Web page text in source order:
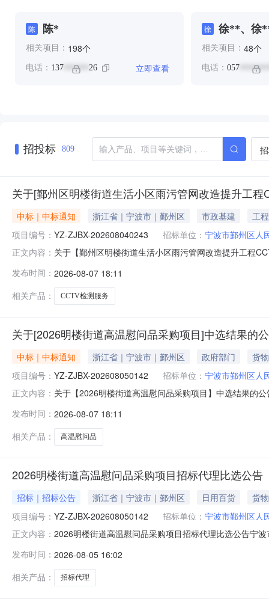
陈 陈*
相关项目： 198个
电话： 137 ****** 26 立即查看
徐 徐**、徐
相关项目： 48个
电话： 057
招投标 809
关于[鄞州区明楼街道生活小区雨污管网改造提升工
中标｜中标通知 浙江省｜宁波市｜鄞州区 市政基建
工程
项目编号： YZ-ZJBX-202608040243 招标单位： 宁波市鄞州区人
正文内容： 关于【鄞州区明楼街道生活小区雨污管网改造提升工程
宁波市鄞州区明楼街道项目总预算：25.3万元采购项目
发布时间： 2026-08-07 18:11
相关产品：
CCTV检测服务
关于[2026明楼街道高温慰问品采购项目]中选结果的
中标｜中标通知 浙江省｜宁波市｜鄞州区 政府部门
货物
项目编号： YZ-ZJBX-202608050142 招标单位： 宁波市鄞州区人
正文内容： 关于【2026明楼街道高温慰问品采购项目】中选结果的
元采购项目名称：2026明楼街道高温慰问品采购项目中
发布时间： 2026-08-07 18:11
相关产品：
高温慰问品
2026明楼街道高温慰问品采购项目招标代理比选公告
招标｜招标公告 浙江省｜宁波市｜鄞州区 日用百货
货物
项目编号： YZ-ZJBX-202608050142 招标单位： 宁波市鄞州区人
正文内容： 2026明楼街道高温慰问品采购项目招标代理比选公告宁
楼街道高温慰问品采购项目总预算：13万元服务内容：
标保证金；5
发布时间： 2026-08-05 16:02
相关产品：
招标代理